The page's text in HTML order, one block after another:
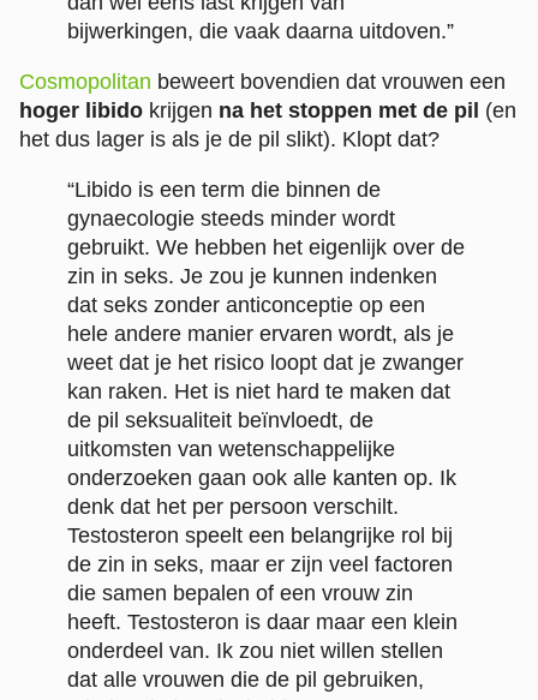
bijwerkingen, die vaak daarna uitdoven.”
Cosmopolitan beweert bovendien dat vrouwen een
hoger libido krijgen na het stoppen met de pil (en
het dus lager is als je de pil slikt). Klopt dat?
“Libido is een term die binnen de
gynaecologie steeds minder wordt
gebruikt. We hebben het eigenlijk over de
zin in seks. Je zou je kunnen indenken
dat seks zonder anticonceptie op een
hele andere manier ervaren wordt, als je
weet dat je het risico loopt dat je zwanger
kan raken. Het is niet hard te maken dat
de pil seksualiteit beïnvloedt, de
uitkomsten van wetenschappelijke
onderzoeken gaan ook alle kanten op. Ik
denk dat het per persoon verschilt.
Testosteron speelt een belangrijke rol bij
de zin in seks, maar er zijn veel factoren
die samen bepalen of een vrouw zin
heeft. Testosteron is daar maar een klein
onderdeel van. Ik zou niet willen stellen
dat alle vrouwen die de pil gebruiken,